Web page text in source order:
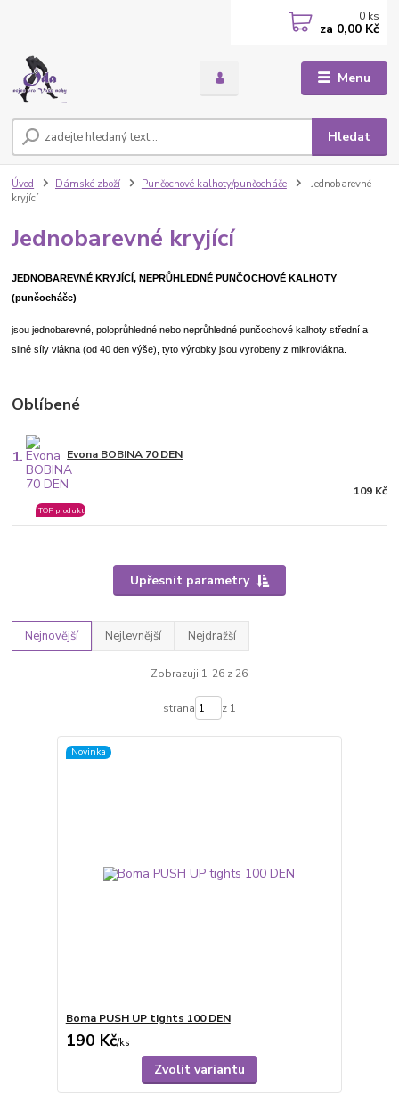
Menu
Hledat
0 ks
za 0,00 Kč
Úvod Dámské zboží Punčochové kalhoty/punčocháče
Jednobarevné
kryjící
Jednobarevné kryjící
JEDNOBAREVNÉ KRYJÍCÍ, NEPRŮHLEDNÉ PUNČOCHOVÉ KALHOTY
(punčocháče)
jsou jednobarevné, poloprůhledné nebo neprůhledné punčochové kalhoty střední a
silné síly vlákna (od 40 den výše), tyto výrobky jsou vyrobeny z mikrovlákna.
Oblíbené
1. Evona BOBINA 70 DEN
TOP produkt
109 Kč
Upřesnit parametry
Nejnovější Nejlevnější Nejdražší
Zobrazuji 1-26 z 26
strana z 1
Novinka
Boma PUSH UP tights 100 DEN
190 Kč/ks
Zvolit variantu